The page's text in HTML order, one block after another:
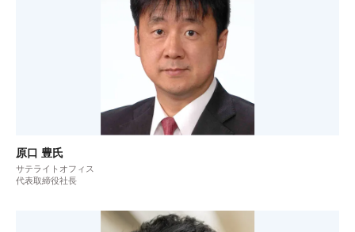
原口 豊氏
サテライトオフィス
代表取締役社長